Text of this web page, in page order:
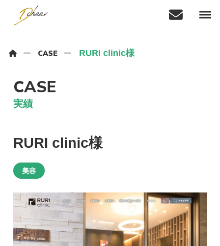
CASE RURI clinic様
CASE
実績
RURI clinic様
美容